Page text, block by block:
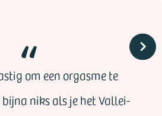
om een orgasme te
bijna niks als je het Vallei-